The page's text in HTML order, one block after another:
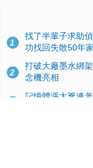
1
找了半輩子求助
功找回失散50年
2
打破大廠墨水綁
念機亮相
記憶體漲太兇連